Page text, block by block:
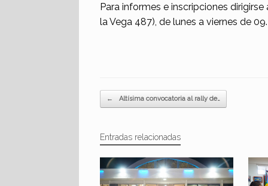
Para informes e inscripciones
la Vega 487), de lunes a viernes de
Navegador de artículos
← Altísima convocatoria al rally de…
Entradas relacionadas